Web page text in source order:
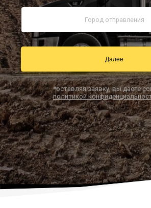
8
Звонок по
Далее
*оставляя заявку, вы даете
политикой